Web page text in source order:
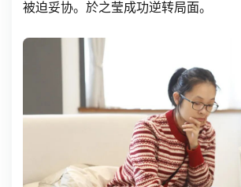
被迫妥协。於之莹成功逆转局面。